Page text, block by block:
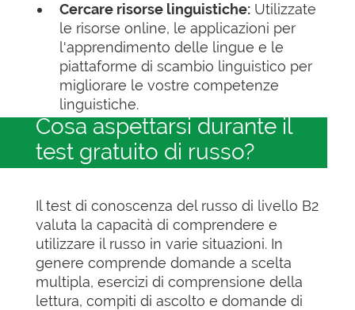
Cercare risorse linguistiche: Utilizzate
le risorse online, le applicazioni per
l'apprendimento delle lingue e le
piattaforme di scambio linguistico per
migliorare le vostre competenze
linguistiche.
Cosa aspettarsi durante il
test gratuito di russo?
Il test di conoscenza del russo di livello B2
valuta la capacità di comprendere e
utilizzare il russo in varie situazioni. In
genere comprende domande a scelta
multipla, esercizi di comprensione della
lettura, compiti di ascolto e domande di